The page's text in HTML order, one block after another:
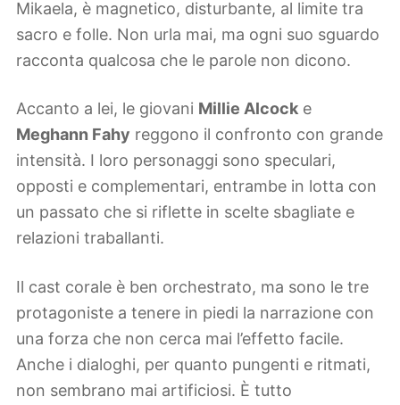
Mikaela, è magnetico, disturbante, al limite tra
sacro e folle. Non urla mai, ma ogni suo sguardo
racconta qualcosa che le parole non dicono.
Accanto a lei, le giovani Millie Alcock e
Meghann Fahy reggono il confronto con grande
intensità. I loro personaggi sono speculari,
opposti e complementari, entrambe in lotta con
un passato che si riflette in scelte sbagliate e
relazioni traballanti.
Il cast corale è ben orchestrato, ma sono le tre
protagoniste a tenere in piedi la narrazione con
una forza che non cerca mai l’effetto facile.
Anche i dialoghi, per quanto pungenti e ritmati,
non sembrano mai artificiosi. È tutto